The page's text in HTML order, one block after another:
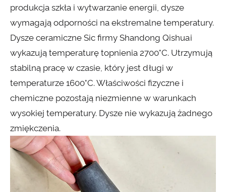
produkcja szkła i wytwarzanie energii, dysze
wymagają odporności na ekstremalne temperatury.
Dysze ceramiczne Sic firmy Shandong Qishuai
wykazują temperaturę topnienia 2700°C. Utrzymują
stabilną pracę w czasie, który jest długi w
temperaturze 1600°C. Właściwości fizyczne i
chemiczne pozostają niezmienne w warunkach
wysokiej temperatury. Dysze nie wykazują żadnego
zmiękczenia.